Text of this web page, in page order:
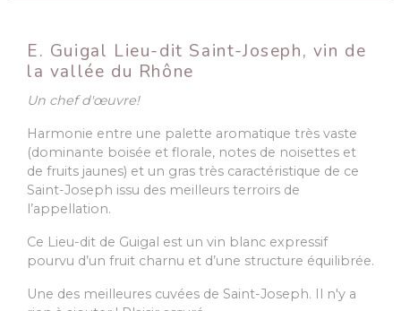
E. Guigal Lieu-dit Saint-Joseph, vin de
la vallée du Rhône
Un chef d'œuvre!
Harmonie entre une palette aromatique très vaste
(dominante boisée et florale, notes de noisettes et
de fruits jaunes) et un gras très caractéristique de ce
Saint-Joseph issu des meilleurs terroirs de
l’appellation.
Ce Lieu-dit de Guigal est un vin blanc expressif
pourvu d’un fruit charnu et d’une structure équilibrée.
Une des meilleures cuvées de Saint-Joseph. Il n'y a